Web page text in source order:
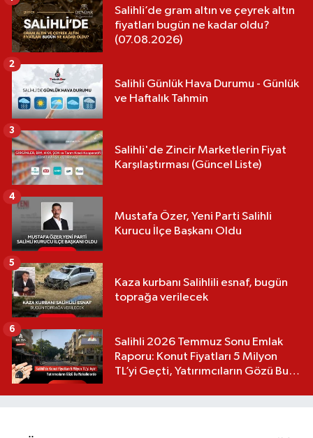
Salihli’de gram altın ve çeyrek altın
fiyatları bugün ne kadar oldu?
(07.08.2026)
Salihli Günlük Hava Durumu - Günlük
ve Haftalık Tahmin
2
Salihli'de Zincir Marketlerin Fiyat
Karşılaştırması (Güncel Liste)
3
Mustafa Özer, Yeni Parti Salihli
Kurucu İlçe Başkanı Oldu
4
Kaza kurbanı Salihlili esnaf, bugün
toprağa verilecek
5
Salihli 2026 Temmuz Sonu Emlak
Raporu: Konut Fiyatları 5 Milyon
TL’yi Geçti, Yatırımcıların Gözü Bu
6